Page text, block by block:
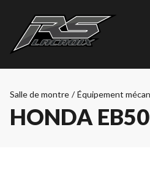
Salle de montre / Équipement
HONDA